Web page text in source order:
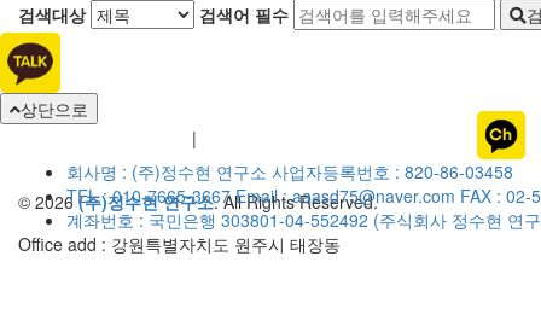
검색대상
검색어 필수
상단으로
|
회사명 : (주)정수현 연구소 사업자등록번호 : 820-86-03458
TEL : 010-7665-3667 Email : aaasd75@naver.com FAX : 02-
계좌번호 : 국민은행 303801-04-552492 (주식회사 정수현 연
Office add : 강원특별자치도 원주시 태장동
© 2026 (주)정수현 연구소. All Rights Reserved.